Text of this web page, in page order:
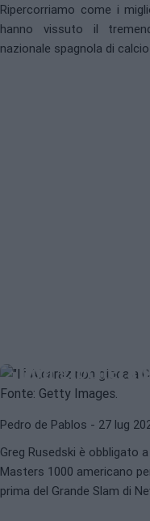
Ripercorriamo come i
hanno vissuto il
nazionale spagnola di
non giocherà
Pedro de Pablos - 27 lug
Greg Rusedski è obbligato
Masters 1000 americano
prima del Grande Slam di